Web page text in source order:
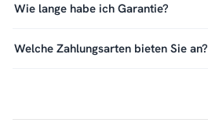
Wie lange habe ich Garantie?
Welche Zahlungsarten bieten Sie an?